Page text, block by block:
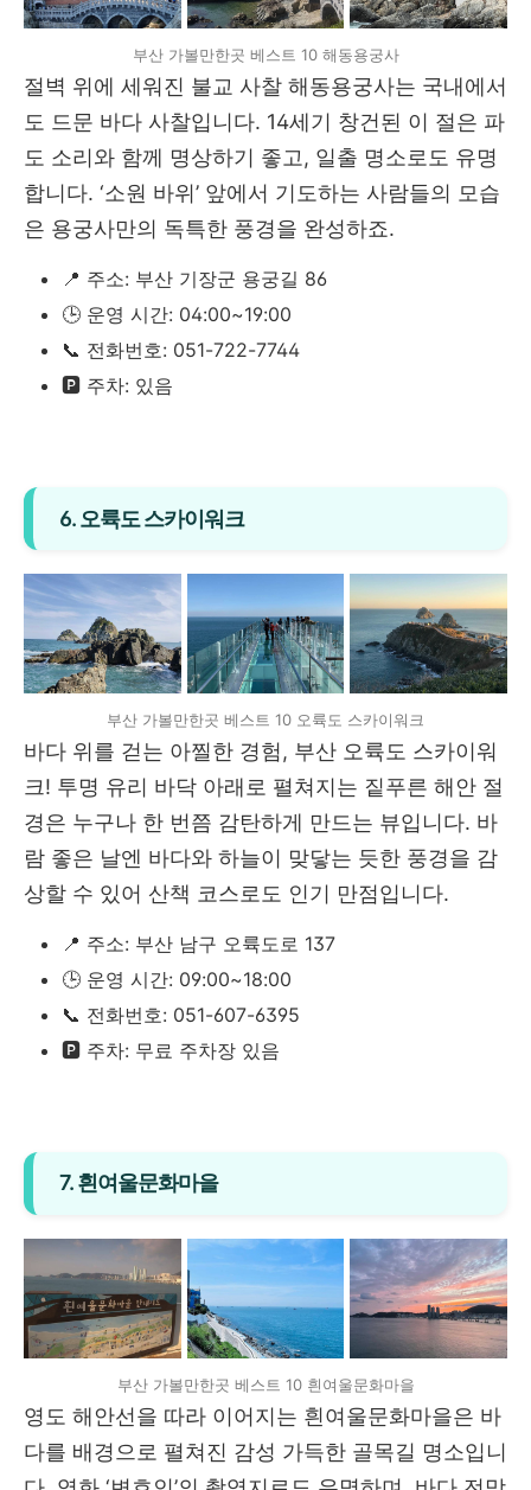
부산 가볼만한곳 베스트 10 해동용궁사
절벽 위에 세워진 불교 사찰 해동용궁사는 국내에서
도 드문 바다 사찰입니다. 14세기 창건된 이 절은 파
도 소리와 함께 명상하기 좋고, 일출 명소로도 유명
합니다. ‘소원 바위’ 앞에서 기도하는 사람들의 모습
은 용궁사만의 독특한 풍경을 완성하죠.
📍 주소: 부산 기장군 용궁길 86
🕒 운영 시간: 04:00~19:00
📞 전화번호: 051-722-7744
🅿️ 주차: 있음
6. 오륙도 스카이워크
부산 가볼만한곳 베스트 10 오륙도 스카이워크
바다 위를 걷는 아찔한 경험, 부산 오륙도 스카이워
크! 투명 유리 바닥 아래로 펼쳐지는 짙푸른 해안 절
경은 누구나 한 번쯤 감탄하게 만드는 뷰입니다. 바
람 좋은 날엔 바다와 하늘이 맞닿는 듯한 풍경을 감
상할 수 있어 산책 코스로도 인기 만점입니다.
📍 주소: 부산 남구 오륙도로 137
🕒 운영 시간: 09:00~18:00
📞 전화번호: 051-607-6395
🅿️ 주차: 무료 주차장 있음
7. 흰여울문화마을
부산 가볼만한곳 베스트 10 흰여울문화마을
영도 해안선을 따라 이어지는 흰여울문화마을은 바
다를 배경으로 펼쳐진 감성 가득한 골목길 명소입니